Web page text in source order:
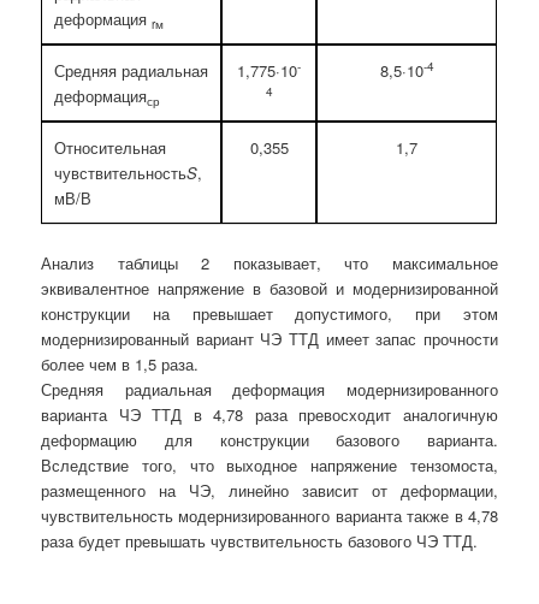
деформацияrм
Средняя радиальная
деформацияср
1,775·10-
4
8,5·10-4
Относительная
чувствительностьS,
мВ/В
0,355 1,7
Анализ таблицы 2 показывает, что максимальное
эквивалентное напряжение в базовой и модернизированной
конструкции на превышает допустимого, при этом
модернизированный вариант ЧЭ ТТД имеет запас прочности
более чем в 1,5 раза.
Средняя радиальная деформация модернизированного
варианта ЧЭ ТТД в 4,78 раза превосходит аналогичную
деформацию для конструкции базового варианта.
Вследствие того, что выходное напряжение тензомоста,
размещенного на ЧЭ, линейно зависит от деформации,
чувствительность модернизированного варианта также в 4,78
раза будет превышать чувствительность базового ЧЭ ТТД.